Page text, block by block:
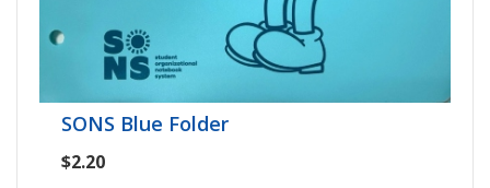
SONS Blue Folder
$2.20